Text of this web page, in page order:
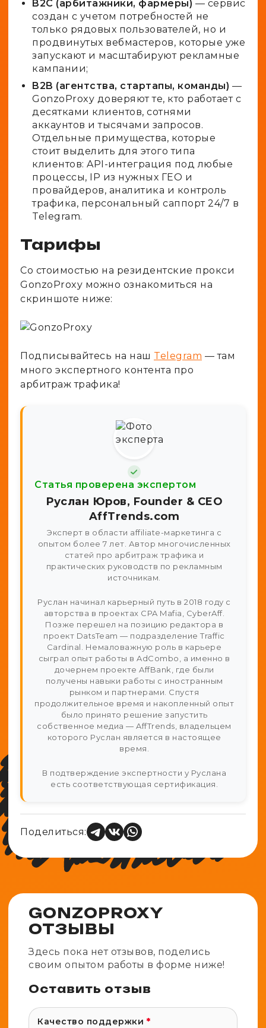
B2C (арбитажники, фармеры) — сервис
создан с учетом потребностей не
только рядовых пользователей, но и
продвинутых вебмастеров, которые уже
запускают и масштабируют рекламные
кампании;
B2B (агентства, стартапы, команды) —
GonzoProxy доверяют те, кто работает с
десятками клиентов, сотнями
аккаунтов и тысячами запросов.
Отдельные примущества, которые
стоит выделить для этого типа
клиентов: API-интеграция под любые
процессы, IP из нужных ГЕО и
провайдеров, аналитика и контроль
трафика, персональный саппорт 24/7 в
Telegram.
Тарифы
Со стоимостью на резидентские прокси
GonzoProxy можно ознакомиться на
скриншоте ниже:
Подписывайтесь на наш Telegram — там
много экспертного контента про
арбитраж трафика!
Статья проверена экспертом
Руслан Юров, Founder & CEO
AffTrends.com
Эксперт в области affiliate-маркетинга с
опытом более 7 лет. Автор многочисленных
статей про арбитраж трафика и
практических руководств по рекламным
источникам.
Руслан начинал карьерный путь в 2018 году с
авторства в проектах CPA Mafia, CyberAff.
Позже перешел на позицию редактора в
проект DatsTeam — подразделение Traffic
Cardinal. Немаловажную роль в карьере
сыграл опыт работы в AdCombo, а именно в
дочернем проекте AffBank, где были
получены навыки работы с иностранным
рынком и партнерами. Спустя
продолжительное время и накопленный опыт
было принято решение запустить
собственное медиа — AffTrends, владельцем
которого Руслан является в настоящее
время.
В подтверждение экспертности у Руслана
есть соответствующая сертификация.
Поделиться:
GONZOPROXY
ОТЗЫВЫ
Здесь пока нет отзывов, поделись
своим опытом работы в форме ниже!
Оставить отзыв
Качество поддержки *